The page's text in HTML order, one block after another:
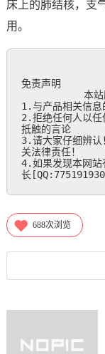
床上的肺结核，支
用。
免责声明
本站所有信
1.与产品相关信息
2.拒绝任何人以任
抵触的言论
3.请大家仔细辨认
关法律责任！
4.如果发现本网站
长
688次浏览